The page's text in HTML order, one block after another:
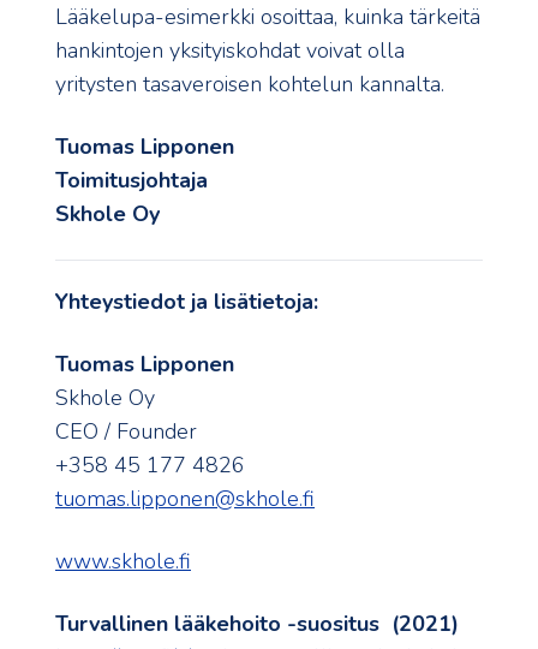
Lääkelupa-esimerkki osoittaa, kuinka tärkeitä
hankintojen yksityiskohdat voivat olla
yritysten tasaveroisen kohtelun kannalta.
Tuomas Lipponen
Toimitusjohtaja
Skhole Oy
Yhteystiedot ja lisätietoja:
Tuomas Lipponen
Skhole Oy
CEO / Founder
+358 45 177 4826
tuomas.lipponen@skhole.fi
www.skhole.fi
Turvallinen lääkehoito -suositus (2021)